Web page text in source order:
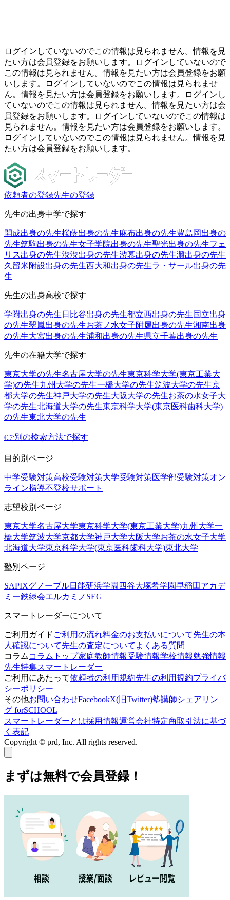
ログインしていないのでこの情報は見られません。情報を見
たい方は会員登録をお願いします。ログインしていないので
この情報は見られません。情報を見たい方は会員登録をお願
いします。ログインしていないのでこの情報は見られませ
ん。情報を見たい方は会員登録をお願いします。ログインし
ていないのでこの情報は見られません。情報を見たい方は会
員登録をお願いします。ログインしていないのでこの情報は
見られません。情報を見たい方は会員登録をお願いします。
ログインしていないのでこの情報は見られません。情報を見
たい方は会員登録をお願いします。
依頼者の登録先生の登録
先生の出身中学で探す
開成出身の先生桜蔭出身の先生麻布出身の先生豊島岡出身の
先生筑駒出身の先生女子学院出身の先生聖光出身の先生フェ
リス出身の先生渋渋出身の先生渋幕出身の先生灘出身の先生
久留米附設出身の先生西大和出身の先生ラ・サール出身の先
生
先生の出身高校で探す
学附出身の先生 日比谷出身の先生都立西出身の先生国立出身
の先生翠嵐出身の先生お茶ノ水女子附属出身の先生湘南出身
の先生大宮出身の先生浦和出身の先生県立千葉出身の先生
先生の在籍大学で探す
東京大学の先生名古屋大学の先生東京科学大学(東京工業大
学)の先生九州大学の先生一橋大学の先生筑波大学の先生京
都大学の先生神戸大学の先生大阪大学の先生お茶の水女子大
学の先生北海道大学の先生東京科学大学(東京医科歯科大学)
の先生東北大学の先生
👉別の検索方法で探す
目的別ページ
中学受験対策高校受験対策大学受験対策医学部受験対策オン
ライン指導不登校サポート
志望校別ページ
東京大学名古屋大学東京科学大学(東京工業大学)九州大学一
橋大学筑波大学京都大学神戸大学大阪大学お茶の水女子大学
北海道大学東京科学大学(東京医科歯科大学)東北大学
塾別ページ
SAPIXグノーブル日能研浜学園 四谷大塚希学園早稲田アカデ
ミー鉄緑会エルカミノ SEG
スマートレーダーについて
ご利用ガイド ご利用の流れ料金のお支払いについて先生の本
人確認について先生の査定について よくある質問
コラム コラムトップ家庭教師情報受験情報学校情報勉強情報
先生特集スマートレーダー
ご利用にあたって依頼者の利用規約先生の利用規約プライバ
シーポリシー
その他お問い合わせFacebookX(旧Twitter)塾講師シェアリン
グ forSCHOOL
スマートレーダーとは採用情報運営会社特定商取引法に基づ
く表記
Copyright © prd, Inc. All rights reserved.
まずは無料で会員登録！